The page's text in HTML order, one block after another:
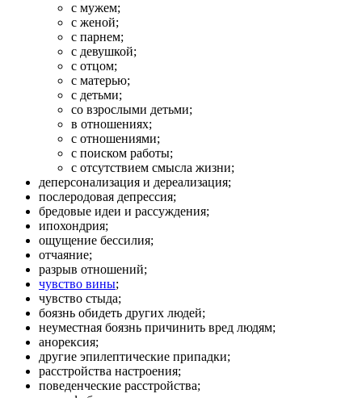
с мужем;
с женой;
с парнем;
с девушкой;
с отцом;
с матерью;
с детьми;
со взрослыми детьми;
в отношениях;
с отношениями;
с поиском работы;
с отсутствием смысла жизни;
деперсонализация и дереализация;
послеродовая депрессия;
бредовые идеи и рассуждения;
ипохондрия;
ощущение бессилия;
отчаяние;
разрыв отношений;
чувство вины;
чувство стыда;
боязнь обидеть других людей;
неуместная боязнь причинить вред людям;
анорексия;
другие эпилептические припадки;
расстройства настроения;
поведенческие расстройства;